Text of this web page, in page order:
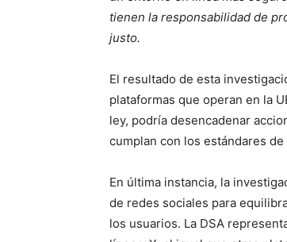
tienen la responsabilidad de
justo.
El resultado de esta
plataformas que operan en la
ley, podría desencadenar
cumplan con los estándares de
En última instancia, la
de redes sociales para
los usuarios. La DSA